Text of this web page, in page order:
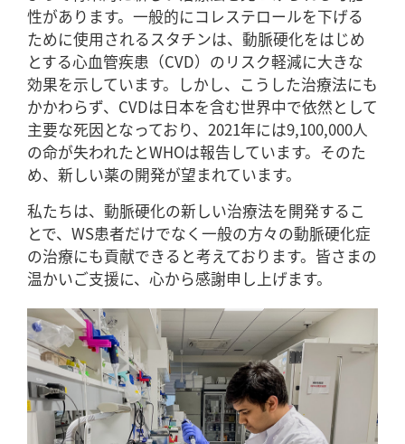
性があります。一般的にコレステロールを下げる
ために使用されるスタチンは、動脈硬化をはじめ
とする心血管疾患（CVD）のリスク軽減に大きな
効果を示しています。しかし、こうした治療法にも
かかわらず、CVDは日本を含む世界中で依然として
主要な死因となっており、2021年には9,100,000人
の命が失われたとWHOは報告しています。そのた
め、新しい薬の開発が望まれています。
私たちは、動脈硬化の新しい治療法を開発するこ
とで、WS患者だけでなく一般の方々の動脈硬化症
の治療にも貢献できると考えております。皆さまの
温かいご支援に、心から感謝申し上げます。